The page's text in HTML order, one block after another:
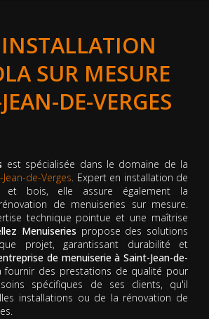
SUR MESURE
DE-VERGES
est spécialisée dans le domaine de la
de-Verges. Expert en installation de
et bois, elle assure également la
de menuiseries sur mesure.
technique pointue et une maîtrise
Menuiseries propose des solutions
projet, garantissant durabilité et
de menuiserie à Saint-Jean-de-
fournir des prestations de qualité pour
spécifiques de ses clients, qu'il
installations ou de la rénovation de